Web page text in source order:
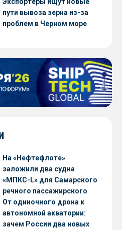
RSD59
Экспортеры ищут новые
пути вывоза зерна из-за
проблем в Черном море
На «Нефтефлоте»
заложили два судна
«МПКС-L» для Самарского
речного пассажирского
предприятия
От одиночного дрона к
автономной акватории:
зачем России два новых